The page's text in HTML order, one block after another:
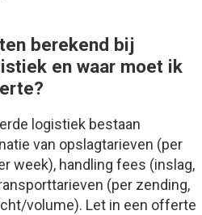
berekend bij
en waar moet ik
logistiek bestaan
van opslagtarieven (per
week), handling fees (inslag,
(per zending,
volume). Let in een offerte